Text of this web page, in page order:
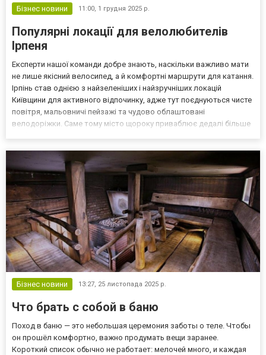
Бізнес новини 11:00, 1 грудня 2025 р.
Популярні локації для велолюбителів
Ірпеня
Експерти нашої команди добре знають, наскільки важливо мати
не лише якісний велосипед, а й комфортні маршрути для катання.
Ірпінь став однією з найзеленіших і найзручніших локацій
Київщини для активного відпочинку, адже тут поєднуються чисте
повітря, мальовничі пейзажі та чудово облаштовані
велодоріжки. Саме тому місто щороку приваблює дедалі більше
Бізнес новини 13:27, 25 листопада 2025 р.
Что брать с собой в баню
Поход в баню — это небольшая церемония заботы о теле. Чтобы
он прошёл комфортно, важно продумать вещи заранее.
Короткий список обычно не работает: мелочей много, и каждая